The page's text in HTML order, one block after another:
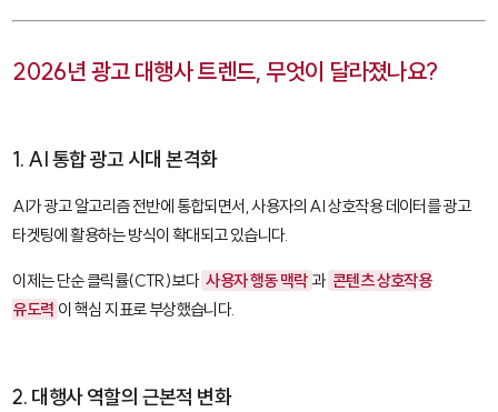
2026년 광고 대행사 트렌드, 무엇이 달라졌나요?
1. AI 통합 광고 시대 본격화
AI가 광고 알고리즘 전반에 통합되면서, 사용자의 AI 상호작용 데이터를 광고
타겟팅에 활용하는 방식이 확대되고 있습니다.
이제는 단순 클릭률(CTR)보다 사용자 행동 맥락과 콘텐츠 상호작용
유도력 이 핵심 지표로 부상했습니다.
2. 대행사 역할의 근본적 변화